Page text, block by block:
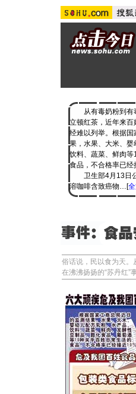
从有毒奶粉到有
立顿红茶，近年来
经难以列举。根据
果，水果、大米、婴
饮料、蔬菜、鲜肉
食品，不合格率已经
卫生部4月13日公
溶咖啡含致癌物…[
俗话说，民以食为天。
在沸沸扬扬的“苏丹红